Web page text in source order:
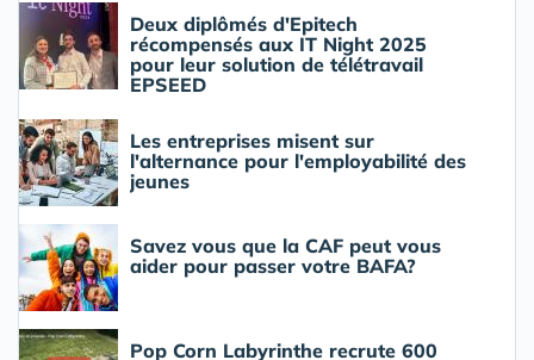
Deux diplômés d'Epitech
récompensés aux IT Night 2025
pour leur solution de télétravail
EPSEED
Les entreprises misent sur
l'alternance pour l'employabilité des
jeunes
Savez vous que la CAF peut vous
aider pour passer votre BAFA?
Pop Corn Labyrinthe recrute 600